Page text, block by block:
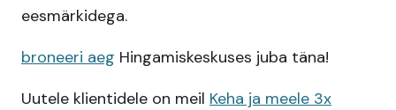
eesmärkidega.
broneeri aeg Hingamiskeskuses juba täna!
Uutele klientidele on meil Keha ja meele 3x